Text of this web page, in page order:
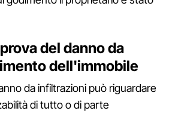
del danno da
dell'immobile
da infiltrazioni può riguardare
di tutto o di parte